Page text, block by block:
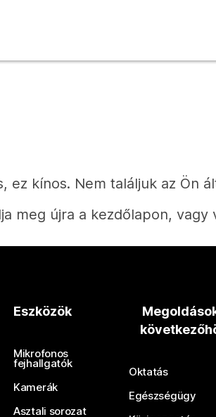
ez kínos. Nem találjuk az Ön
meg újra a kezdőlapon, vagy
Válaszra van
Eszközök
Mikrofonos
fejhallgatók
Kamerák
Asztali sorozat
Oktatás
Egészségügy